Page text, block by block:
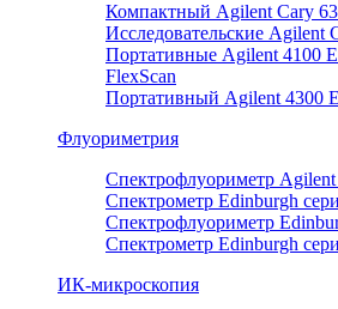
Компактный Agilent Cary
Исследовательские Agilent
Портативные Agilent 4100
FlexScan
Портативный Agilent 4300
Флуориметрия
Спектрофлуориметр
Спектрометр Edinburgh
Спектрофлуориметр
Спектрометр Edinburgh
ИК-микроскопия